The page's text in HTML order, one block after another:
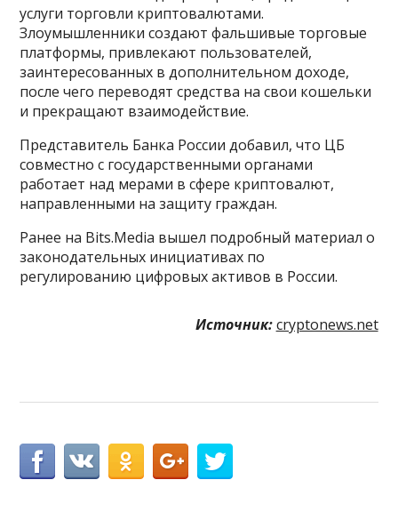
услуги торговли криптовалютами.
Злоумышленники создают фальшивые торговые
платформы, привлекают пользователей,
заинтересованных в дополнительном доходе,
после чего переводят средства на свои кошельки
и прекращают взаимодействие.
Представитель Банка России добавил, что ЦБ
совместно с государственными органами
работает над мерами в сфере криптовалют,
направленными на защиту граждан.
Ранее на Bits.Media вышел подробный материал о
законодательных инициативах по
регулированию цифровых активов в России.
Источник: cryptonews.net